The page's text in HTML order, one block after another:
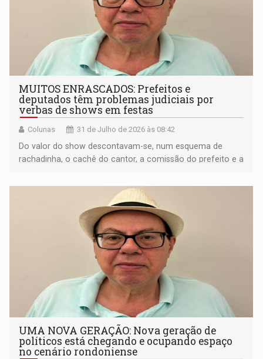
MUITOS ENRASCADOS: Prefeitos e
deputados têm problemas judiciais por
verbas de shows em festas
Colunas 31 de Julho de 2026 às 08:42
Do valor do show descontavam-se, num esquema de
rachadinha, o cachê do cantor, a comissão do prefeito e a
UMA NOVA GERAÇÃO: Nova geração de
políticos está chegando e ocupando espaço
no cenário rondoniense